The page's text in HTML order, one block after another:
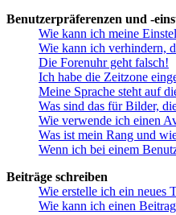
Benutzerpräferenzen und -
Wie kann ich meine
Wie kann ich verhindern,
Die Forenuhr geht falsch!
Ich habe die Zeitzone
Meine Sprache steht auf
Was sind das für Bilder,
Wie verwende ich einen
Was ist mein Rang und
Wenn ich bei einem
Beiträge schreiben
Wie erstelle ich ein neues
Wie kann ich einen